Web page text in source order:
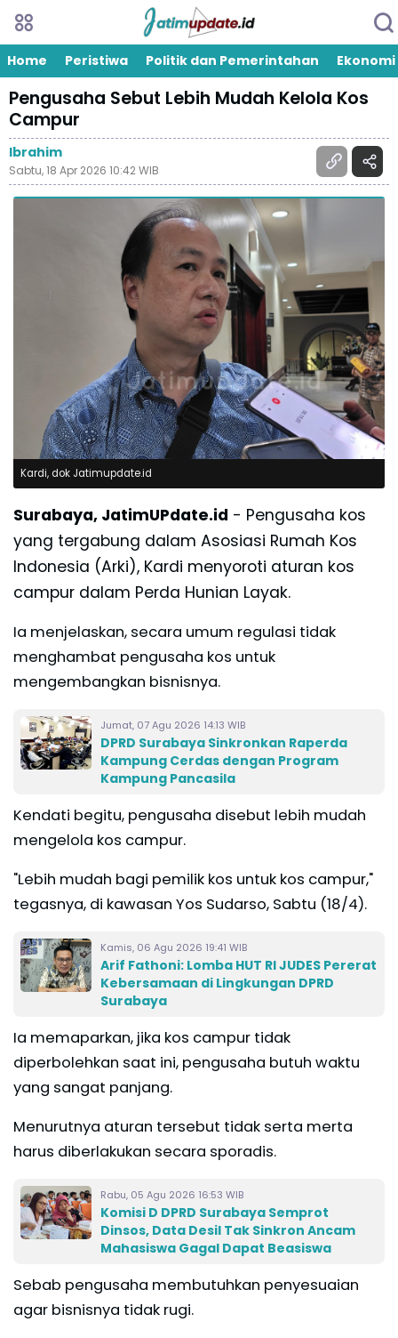
Home Peristiwa Politik dan Pemerintahan Ekonomi
Pengusaha Sebut Lebih Mudah Kelola Kos
Campur
Ibrahim
Sabtu, 18 Apr 2026 10:42 WIB
Kardi, dok Jatimupdate.id
Surabaya, JatimUPdate.id - Pengusaha kos
yang tergabung dalam Asosiasi Rumah Kos
Indonesia (Arki), Kardi menyoroti aturan kos
campur dalam Perda Hunian Layak.
Ia menjelaskan, secara umum regulasi tidak
menghambat pengusaha kos untuk
mengembangkan bisnisnya.
Jumat, 07 Agu 2026 14:13 WIB
DPRD Surabaya Sinkronkan Raperda
Kampung Cerdas dengan Program
Kampung Pancasila
Kendati begitu, pengusaha disebut lebih mudah
mengelola kos campur.
"Lebih mudah bagi pemilik kos untuk kos campur,"
tegasnya, di kawasan Yos Sudarso, Sabtu (18/4).
Kamis, 06 Agu 2026 19:41 WIB
Arif Fathoni: Lomba HUT RI JUDES Pererat
Kebersamaan di Lingkungan DPRD
Surabaya
Ia memaparkan, jika kos campur tidak
diperbolehkan saat ini, pengusaha butuh waktu
yang sangat panjang.
Menurutnya aturan tersebut tidak serta merta
harus diberlakukan secara sporadis.
Rabu, 05 Agu 2026 16:53 WIB
Komisi D DPRD Surabaya Semprot
Dinsos, Data Desil Tak Sinkron Ancam
Mahasiswa Gagal Dapat Beasiswa
Sebab pengusaha membutuhkan penyesuaian
agar bisnisnya tidak rugi.